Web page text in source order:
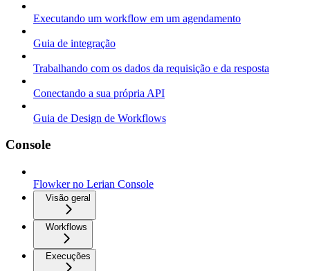
Executando um workflow em um agendamento
Guia de integração
Trabalhando com os dados da requisição e da resposta
Conectando a sua própria API
Guia de Design de Workflows
Console
Flowker no Lerian Console
Visão geral
Workflows
Execuções